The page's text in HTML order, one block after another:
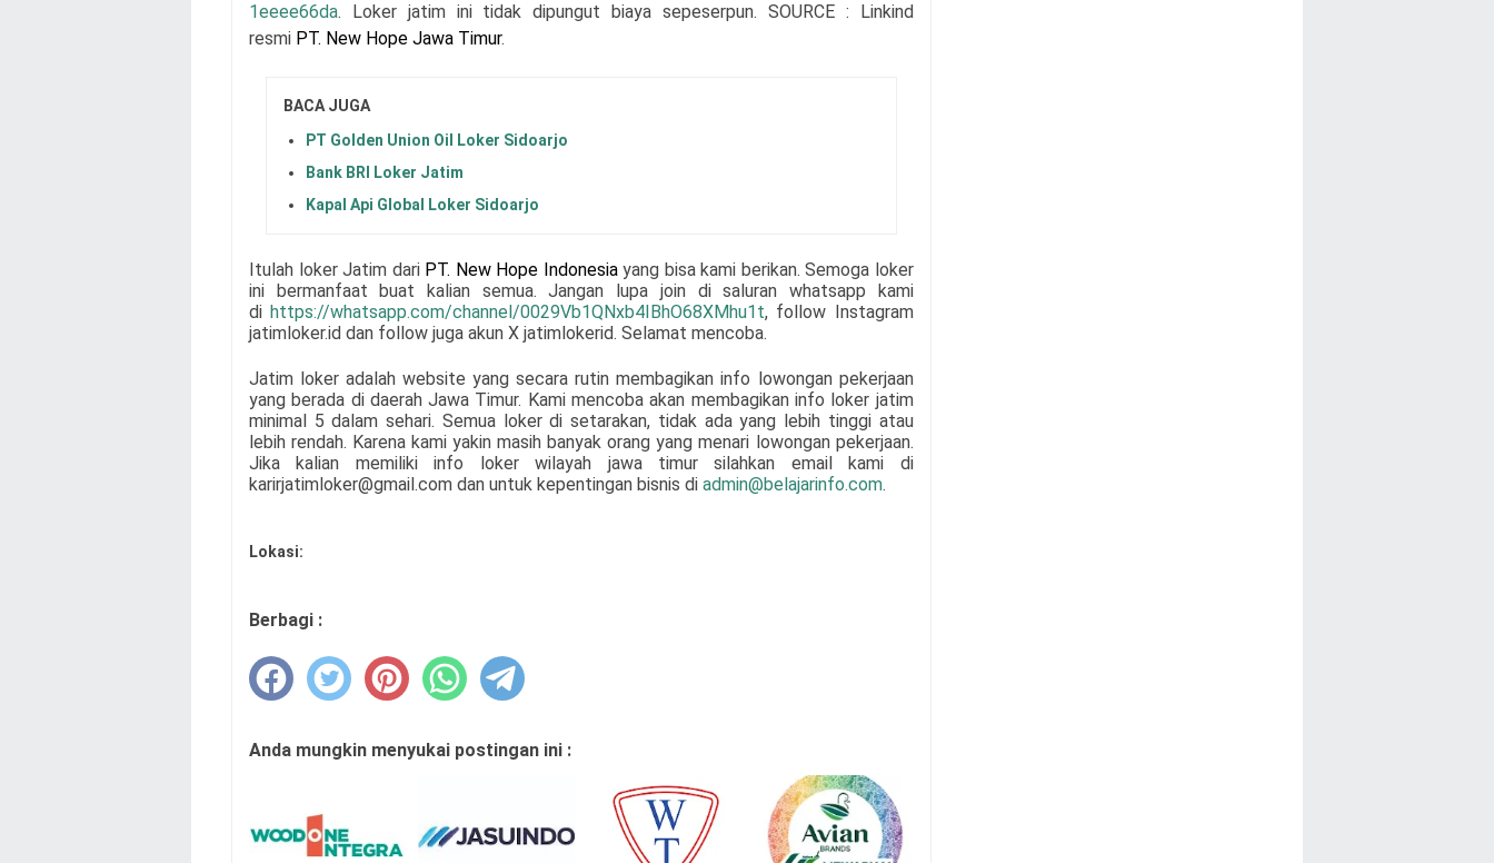
1eeee66da. Loker jatim ini tidak dipungut biaya sepeserpun. SOURCE : Linkind
resmi PT. New Hope Jawa Timur.
BACA JUGA
PT Golden Union Oil Loker Sidoarjo
Bank BRI Loker Jatim
Kapal Api Global Loker Sidoarjo
Itulah loker Jatim dari PT. New Hope Indonesia yang bisa kami berikan. Semoga loker
ini bermanfaat buat kalian semua.Jangan lupa join di saluran whatsapp kami
dihttps://whatsapp.com/channel/0029Vb1QNxb4IBhO68XMhu1t, follow Instagram
jatimloker.id dan follow juga akun X jatimlokerid. Selamat mencoba.
Jatim loker adalah website yang secara rutin membagikan info lowongan pekerjaan
yang berada di daerah Jawa Timur. Kami mencoba akan membagikan info loker jatim
minimal 5 dalam sehari. Semua loker di setarakan, tidak ada yang lebih tinggi atau
lebih rendah. Karena kami yakin masih banyak orang yang menari lowongan pekerjaan.
Jika kalian memiliki info loker wilayah jawa timur silahkan email kami di
karirjatimloker@gmail.com dan untuk kepentingan bisnis di admin@belajarinfo.com.
Lokasi:
Berbagi :
Anda mungkin menyukai postingan ini :